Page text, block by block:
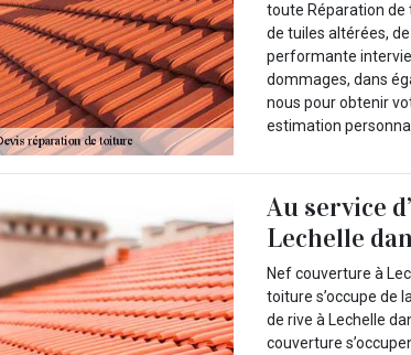
toute Réparation de
de tuiles altérées,
performante
dommages, dans
nous pour obtenir
estimation
Au service
Lechelle
Nef couverture à
toiture s’occupe de
de rive à Lechelle
couverture